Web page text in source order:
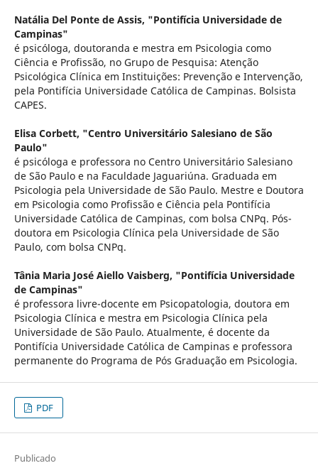
Natália Del Ponte de Assis, "Pontifícia Universidade de
Campinas"
é psicóloga, doutoranda e mestra em Psicologia como
Ciência e Profissão, no Grupo de Pesquisa: Atenção
Psicológica Clínica em Instituições: Prevenção e Intervenção,
pela Pontifícia Universidade Católica de Campinas. Bolsista
CAPES.
Elisa Corbett, "Centro Universitário Salesiano de São
Paulo"
é psicóloga e professora no Centro Universitário Salesiano
de São Paulo e na Faculdade Jaguariúna. Graduada em
Psicologia pela Universidade de São Paulo. Mestre e Doutora
em Psicologia como Profissão e Ciência pela Pontifícia
Universidade Católica de Campinas, com bolsa CNPq. Pós-
doutora em Psicologia Clínica pela Universidade de São
Paulo, com bolsa CNPq.
Tânia Maria José Aiello Vaisberg, "Pontifícia Universidade
de Campinas"
é professora livre-docente em Psicopatologia, doutora em
Psicologia Clínica e mestra em Psicologia Clínica pela
Universidade de São Paulo. Atualmente, é docente da
Pontifícia Universidade Católica de Campinas e professora
permanente do Programa de Pós Graduação em Psicologia.
PDF
Publicado